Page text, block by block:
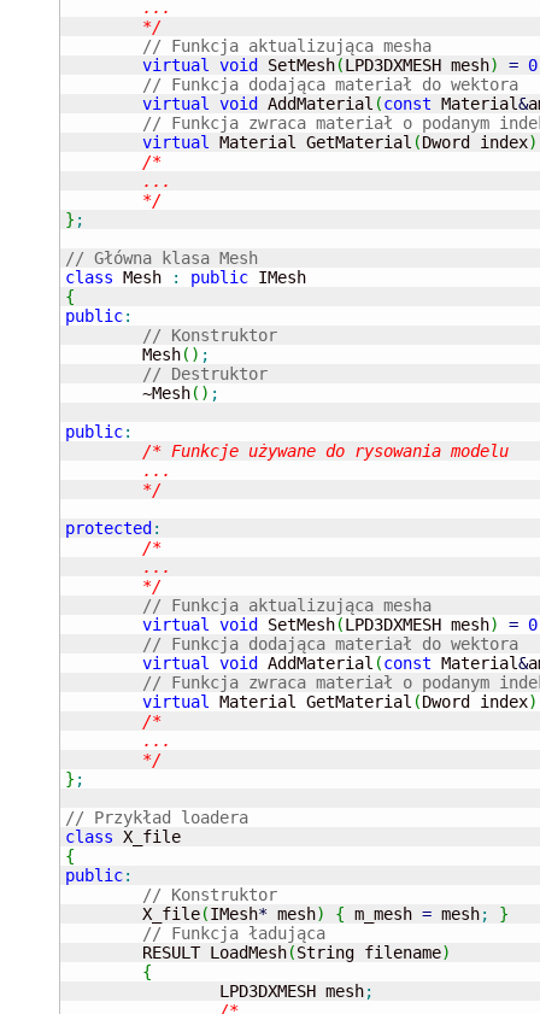
	*/
// Funkcja aktualizująca mesha
virtual
void SetMesh(LPD3DXMESH mesh) = 0
// Funkcja dodająca materiał do wektora
virtual
void AddMaterial (const Material&
// Funkcja zwraca materiał o podanym
virtual
Material GetMaterial (Dword index)
/*
	*/
} ;
// Główna klasa Mesh
class Mesh : public
{
public:
// Konstruktor
	Mesh
( ) ;
// Destruktor
	~Mesh
( ) ;
public:
/* Funkcje używane do rysowania modelu
	*/
protected :
/*
	*/
// Funkcja aktualizująca mesha
virtual
void SetMesh(LPD3DXMESH mesh) = 0
// Funkcja dodająca materiał do wektora
virtual
void AddMaterial (const Material&
// Funkcja zwraca materiał o podanym
virtual
Material GetMaterial (Dword index)
/*
	*/
} ;
// Przykład loadera
class
{
public:
// Konstruktor
	X_file
(IMesh* mesh) { m_mesh = mesh;
}
// Funkcja ładująca
	RESULT LoadMesh
(String filename)
{
		LPD3DXMESH mesh
;